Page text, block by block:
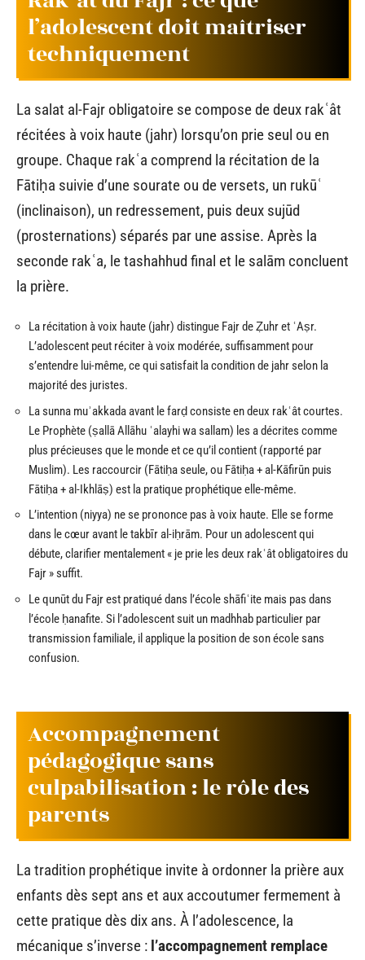
l’adolescent doit maîtriser
techniquement
La salat al-Fajr obligatoire se compose de deux rakʿât
récitées à voix haute (jahr) lorsqu’on prie seul ou en
groupe. Chaque rakʿa comprend la récitation de la
Fātiḥa suivie d’une sourate ou de versets, un rukūʿ
(inclinaison), un redressement, puis deux sujūd
(prosternations) séparés par une assise. Après la
seconde rakʿa, le tashahhud final et le salām concluent
la prière.
La récitation à voix haute (jahr) distingue Fajr de Ẓuhr et ʿAṣr.
L’adolescent peut réciter à voix modérée, suffisamment pour
s’entendre lui-même, ce qui satisfait la condition de jahr selon la
majorité des juristes.
La sunna muʾakkada avant le farḍ consiste en deux rakʿât courtes.
Le Prophète (ṣallā Allāhu ʿalayhi wa sallam) les a décrites comme
plus précieuses que le monde et ce qu’il contient (rapporté par
Muslim). Les raccourcir (Fātiḥa seule, ou Fātiḥa + al-Kāfirūn puis
Fātiḥa + al-Ikhlāṣ) est la pratique prophétique elle-même.
L’intention (niyya) ne se prononce pas à voix haute. Elle se forme
dans le cœur avant le takbīr al-iḥrām. Pour un adolescent qui
débute, clarifier mentalement « je prie les deux rakʿât obligatoires du
Fajr » suffit.
Le qunūt du Fajr est pratiqué dans l’école shāfiʿite mais pas dans
l’école ḥanafite. Si l’adolescent suit un madhhab particulier par
transmission familiale, il applique la position de son école sans
confusion.
Accompagnement
pédagogique sans
culpabilisation : le rôle des
parents
La tradition prophétique invite à ordonner la prière aux
enfants dès sept ans et aux accoutumer fermement à
cette pratique dès dix ans. À l’adolescence, la
mécanique s’inverse : l’accompagnement remplace